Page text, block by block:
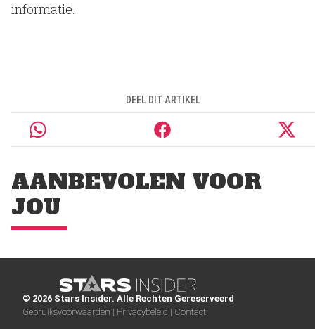
informatie.
DEEL DIT ARTIKEL
AANBEVOLEN VOOR
JOU
© 2026 Stars Insider. Alle Rechten Gereserveerd
Gebruiksvoorwaarden | Privacybeleid | Contact